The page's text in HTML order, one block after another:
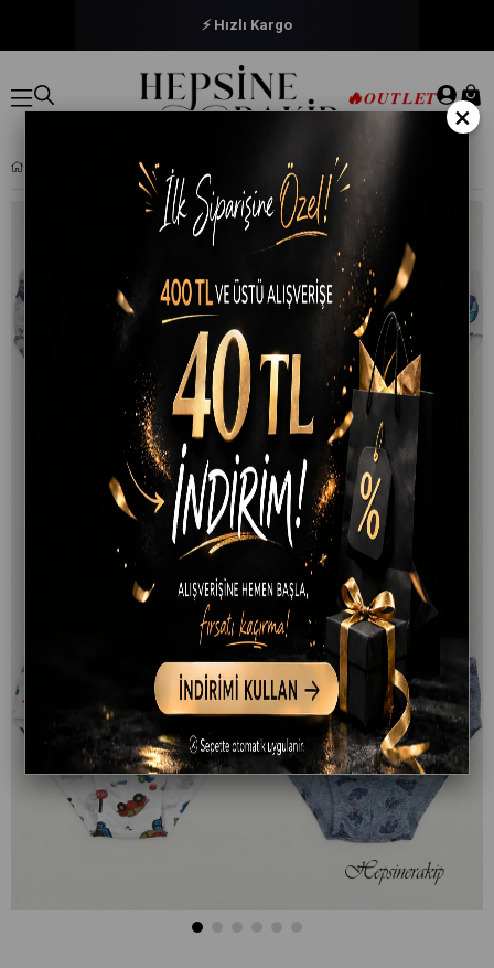
⚡ Hızlı Kargo
🔥OUTLET
×